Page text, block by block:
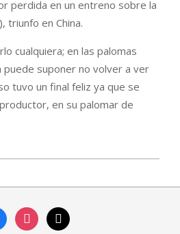
perdida en un entreno sobre la
triunfo en China.
cualquiera; en las palomas
puede suponer no volver a ver
tuvo un final feliz ya que se
en su palomar de
instagram
mail